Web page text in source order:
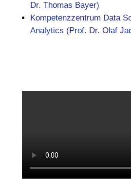
Dr. Thomas Bayer)
Kompetenzzentrum Data
Analytics (Prof. Dr. Olaf